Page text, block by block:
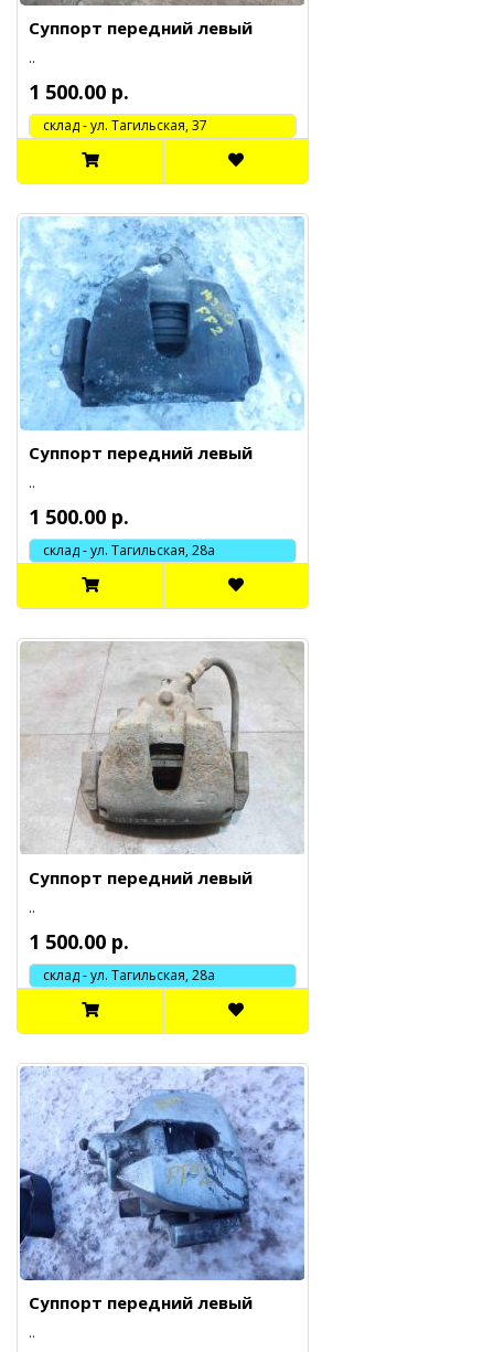
Суппорт передний левый
..
1 500.00 р.
cклад - ул. Тагильская, 37
Суппорт передний левый
..
1 500.00 р.
склад - ул. Тагильская, 28а
Суппорт передний левый
..
1 500.00 р.
склад - ул. Тагильская, 28а
Суппорт передний левый
..